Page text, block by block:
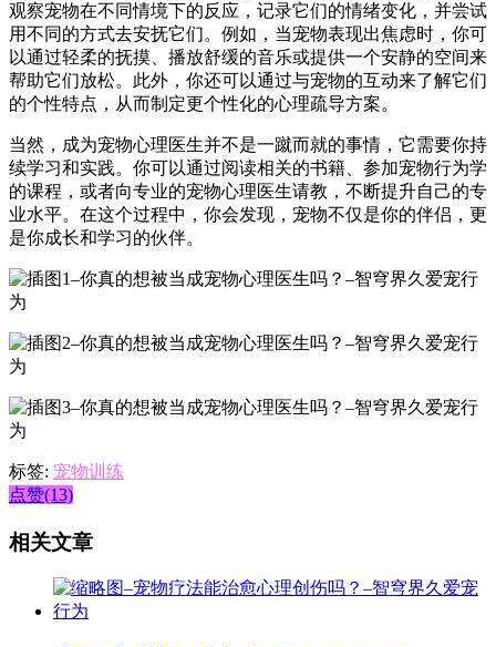
观察宠物在不同情境下的反应，记录它们的情绪变化，并尝试
用不同的方式去安抚它们。例如，当宠物表现出焦虑时，你可
以通过轻柔的抚摸、播放舒缓的音乐或提供一个安静的空间来
帮助它们放松。此外，你还可以通过与宠物的互动来了解它们
的个性特点，从而制定更个性化的心理疏导方案。
当然，成为宠物心理医生并不是一蹴而就的事情，它需要你持
续学习和实践。你可以通过阅读相关的书籍、参加宠物行为学
的课程，或者向专业的宠物心理医生请教，不断提升自己的专
业水平。在这个过程中，你会发现，宠物不仅是你的伴侣，更
是你成长和学习的伙伴。
标签: 宠物训练
点赞(13)
相关文章